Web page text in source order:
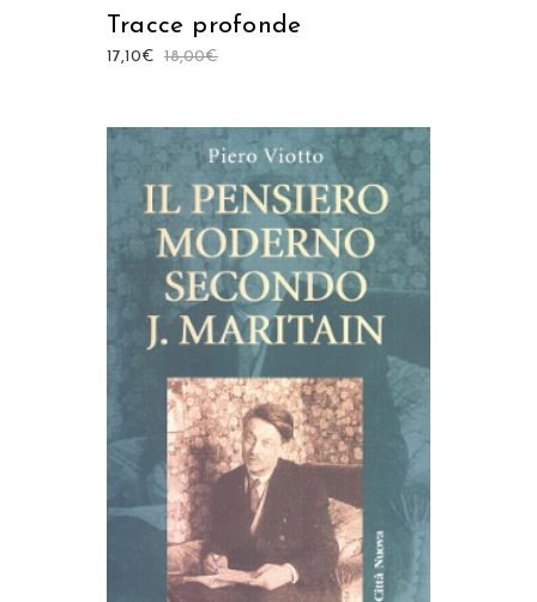
Tracce profonde
18,00€
17,10€
AGGIUNGI AL CARRELLO